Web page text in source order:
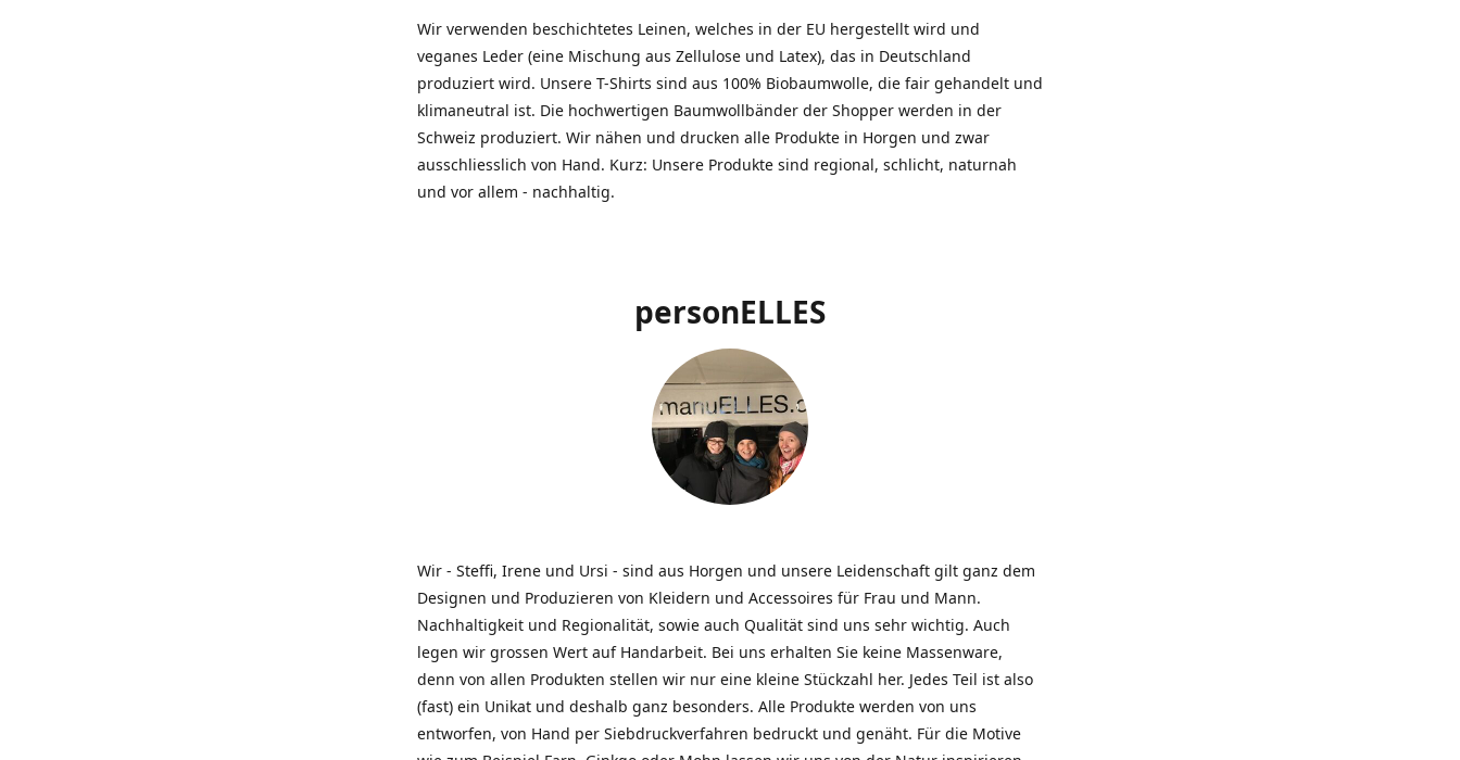
Wir verwenden beschichtetes Leinen, welches in der EU hergestellt wird und
veganes Leder (eine Mischung aus Zellulose und Latex), das in Deutschland
produziert wird. Unsere T-Shirts sind aus 100% Biobaumwolle, die fair gehandelt und
klimaneutral ist. Die hochwertigen Baumwollbänder der Shopper werden in der
Schweiz produziert. Wir nähen und drucken alle Produkte in Horgen und zwar
ausschliesslich von Hand. Kurz: Unsere Produkte sind regional, schlicht, naturnah
und vor allem - nachhaltig.
personELLES
Wir - Steffi, Irene und Ursi - sind aus Horgen und unsere Leidenschaft gilt ganz dem
Designen und Produzieren von Kleidern und Accessoires für Frau und Mann.
Nachhaltigkeit und Regionalität, sowie auch Qualität sind uns sehr wichtig. Auch
legen wir grossen Wert auf Handarbeit. Bei uns erhalten Sie keine Massenware,
denn von allen Produkten stellen wir nur eine kleine Stückzahl her. Jedes Teil ist also
(fast) ein Unikat und deshalb ganz besonders. Alle Produkte werden von uns
entworfen, von Hand per Siebdruckverfahren bedruckt und genäht. Für die Motive